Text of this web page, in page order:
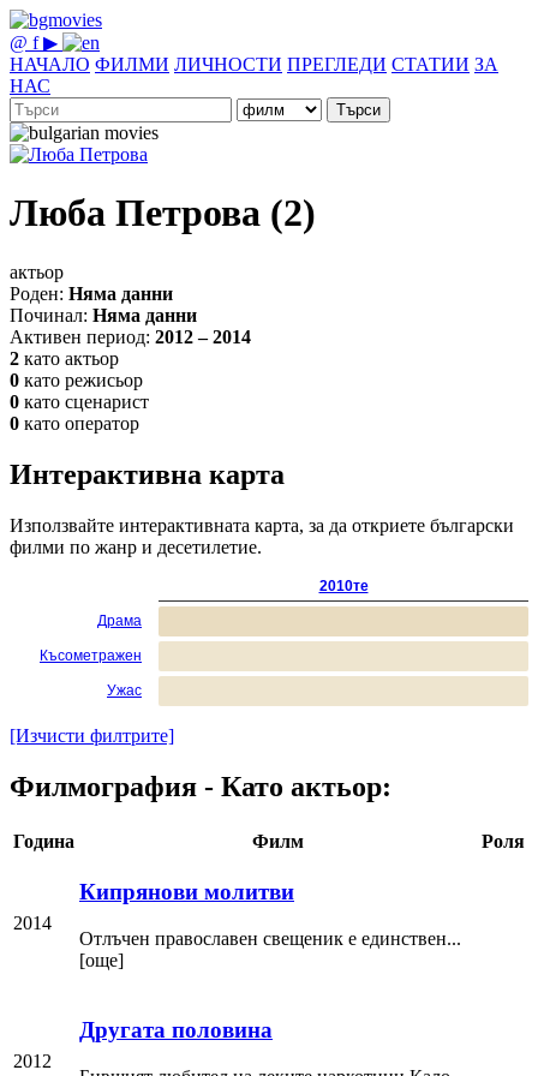
@ f ▶
НАЧАЛО ФИЛМИ ЛИЧНОСТИ ПРЕГЛЕДИ СТАТИИ ЗА
НАС
Търси
Люба Петрова (2)
актьор
Роден: Няма данни
Починал: Няма данни
Активен период: 2012 – 2014
2 като актьор
0 като режисьор
0 като сценарист
0 като оператор
Интерактивна карта
Използвайте интерактивната карта, за да откриете български
филми по жанр и десетилетие.
2010те
Драма
Късометражен
Ужас
[Изчисти филтрите]
Филмография - Като актьор:
Година Филм Роля
2014
Кипрянови молитви
Отлъчен православен свещеник е единствен...
[още]
2012
Другата половина